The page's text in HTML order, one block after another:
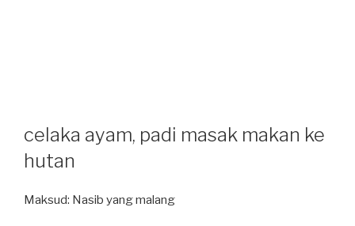
celaka ayam, padi masak makan ke
hutan
Maksud: Nasib yang malang